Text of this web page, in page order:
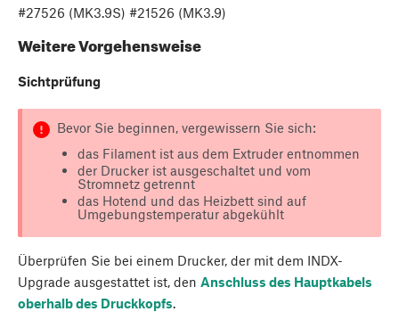
#27526 (MK3.9S) #21526 (MK3.9)
Weitere Vorgehensweise
Sichtprüfung
Bevor Sie beginnen, vergewissern Sie sich:
das Filament ist aus dem Extruder entnommen
der Drucker ist ausgeschaltet und vom
Stromnetz getrennt
das Hotend und das Heizbett sind auf
Umgebungstemperatur abgekühlt
Überprüfen Sie bei einem Drucker, der mit dem INDX-
Upgrade ausgestattet ist, den Anschluss des Hauptkabels
oberhalb des Druckkopfs.